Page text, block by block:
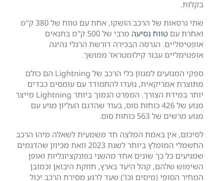
שתי גרסאות של הרכב הושקו, אחת עם טווח של 380 ק"מ
טווח נסיעה
מרבי של 500 ק"מ בתנאים
הגרסה הבכירה דורשת הרגלי נהיגה
עבור קילומטראז' ממושך.
ספקי המנועים למגוון כלי הרכב של Lightning הם כולם
נועדו להתמודד עם עומסים כבדים
יותר במידת הצורך. המפרט הנמוך ביותר Lightning מייצר
מנוע של 426 כוחות סוס, בעוד שהדגם העליון מגיע עם
סוס.
באמת המלצה חד משמעית לשאלה מיהו הרכב
החשמלי המומלץ ביותר לשנת 2023 וזאת מכיוון שהדגמים
כך שונים אחד מהשני בפונקציונליות ואופן
קהל היעד בארץ, חוזקת היבואן וכמובן
(מיסים וכו’) שעד לרגע מסירת הרכב יכול